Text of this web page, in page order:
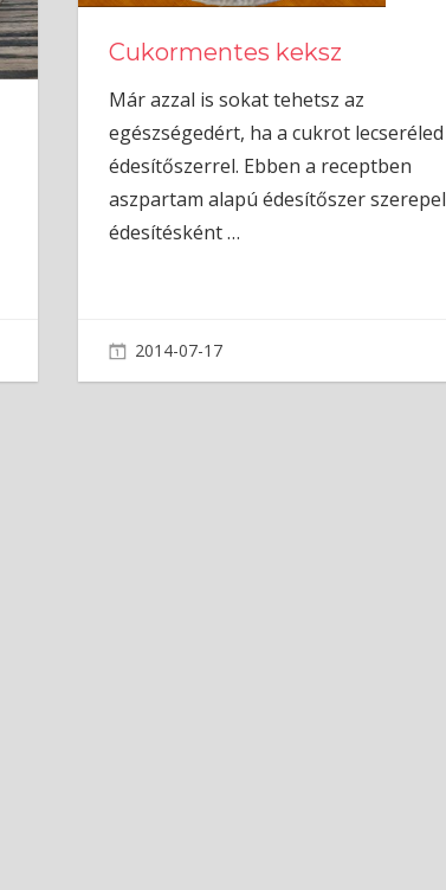
Cukormentes keksz
Már azzal is sokat tehetsz az
egészségedért, ha a cukrot lecseréled
édesítőszerrel. Ebben a receptben
aszpartam alapú édesítőszer szerepel
édesítésként…
2014-07-17